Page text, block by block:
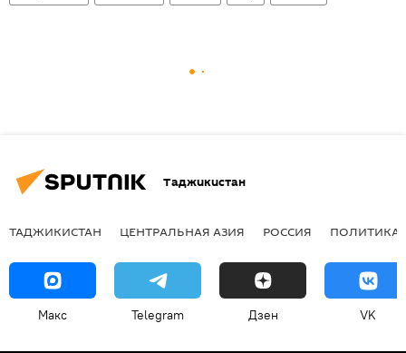
Таджикистан
ТАДЖИКИСТАН ЦЕНТРАЛЬНАЯ АЗИЯ РОССИЯ ПОЛИТИКА
Макс Telegram Дзен VK